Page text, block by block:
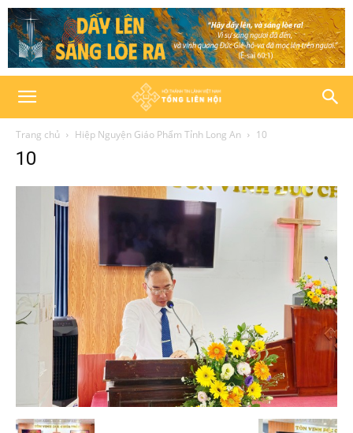
Trang chủ Hiệp Nguyện Giáo Phẩm Tỉnh Long An 10
10